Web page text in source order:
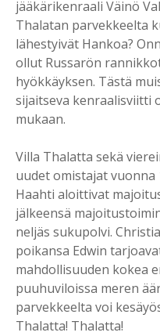
jääkärikenraali Väinö
Thalatan parvekkeelta
lähestyivät Hankoa?
ollut Russarön
hyökkäyksen. Tästä
sijaitseva kenraalisviitti
mukaan.
Villa Thalatta sekä
uudet omistajat vuonna
Haahti aloittivat
jälkeensä
neljäs sukupolvi.
poikansa Edwin
mahdollisuuden kokea
puuhuviloissa meren
parvekkeelta voi
Thalatta! Thalatta!